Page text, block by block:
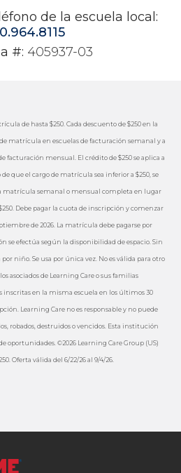
de la escuela local:
#: 405937-03
de hasta $250. Cada descuento de $250 en la
matrícula en escuelas de facturación semanal y a
facturación mensual. El crédito de $250 se aplica a
que el cargo de matrícula sea inferior a $250, se
matrícula semanal o mensual completa en lugar
Debe pagar la cuota de inscripción y comenzar
de 2026. La matrícula debe pagarse por
se efectúa según la disponibilidad de espacio. Sin
niño. Se usa por única vez. No es válida para otro
asociados de Learning Care o sus familias
inscritas en la misma escuela en los últimos 30
Learning Care no es responsable y no puede
robados, destruidos o vencidos. Esta institución
oportunidades. ©2026 Learning Care Group (US)
Oferta válida del 6/22/26 al 9/4/26.